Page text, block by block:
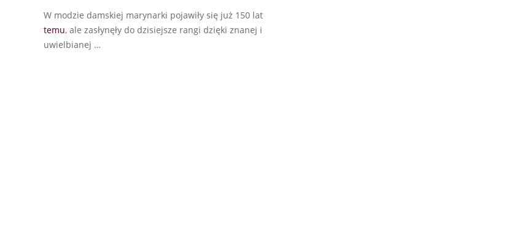
W modzie damskiej marynarki pojawiły się już 150 lat
temu, ale zasłynęły do dzisiejsze rangi dzięki znanej i
uwielbianej …